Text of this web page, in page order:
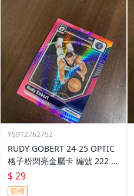
Y5912762752
RUDY GOBERT 24-25 OPTIC
格子粉閃亮金屬卡 編號 222 前
後圖
$ 29
競標